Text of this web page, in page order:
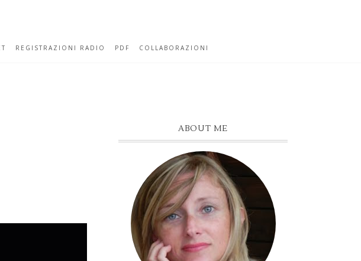
REGISTRAZIONI RADIO PDF COLLABORAZIONI
ABOUT ME